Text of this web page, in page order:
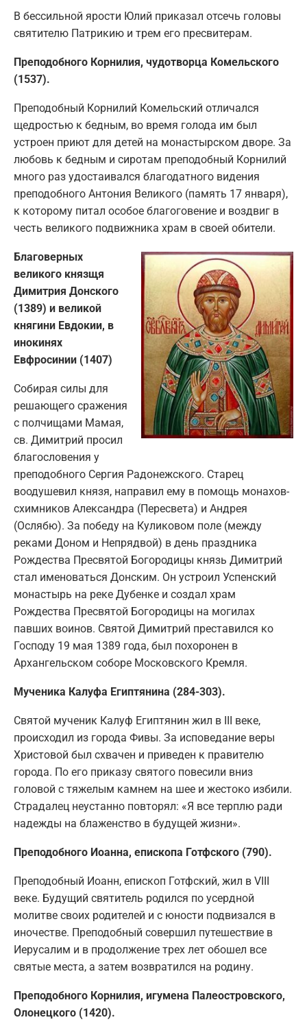
В бессильной ярости Юлий приказал отсечь головы
святителю Патрикию и трем его пресвитерам.
Преподобного Корнилия, чудотворца Комельского
(1537).
Преподобный Корнилий Комельский отличался
щедростью к бедным, во время голода им был
устроен приют для детей на монастырском дворе. За
любовь к бедным и сиротам преподобный Корнилий
много раз удостаивался благодатного видения
преподобного Антония Великого (память 17 января),
к которому питал особое благоговение и воздвиг в
честь великого подвижника храм в своей обители.
Благоверных
великого князщя
Димитрия Донского
(1389) и великой
княгини Евдокии, в
инокинях
Евфросинии (1407)
Собирая силы для
решающего сражения
с полчищами Мамая,
св. Димитрий просил
благословения у
преподобного Сергия Радонежского. Старец
воодушевил князя, направил ему в помощь монахов-
схимников Александра (Пересвета) и Андрея
(Ослябю). За победу на Куликовом поле (между
реками Доном и Непрядвой) в день праздника
Рождества Пресвятой Богородицы князь Димитрий
стал именоваться Донским. Он устроил Успенский
монастырь на реке Дубенке и создал храм
Рождества Пресвятой Богородицы на могилах
павших воинов. Святой Димитрий преставился ко
Господу 19 мая 1389 года, был похоронен в
Архангельском соборе Московского Кремля.
Мученика Калуфа Египтянина (284-303).
Святой мученик Калуф Египтянин жил в III веке,
происходил из города Фивы. За исповедание веры
Христовой был схвачен и приведен к правителю
города. По его приказу святого повесили вниз
головой с тяжелым камнем на шее и жестоко избили.
Страдалец неустанно повторял: «Я все терплю ради
надежды на блаженство в будущей жизни».
Преподобного Иоанна, епископа Готфского (790).
Преподобный Иоанн, епископ Готфский, жил в VIII
веке. Будущий святитель родился по усердной
молитве своих родителей и с юности подвизался в
иночестве. Преподобный совершил путешествие в
Иерусалим и в продолжение трех лет обошел все
святые места, а затем возвратился на родину.
Преподобного Корнилия, игумена Палеостровского,
Олонецкого (1420).